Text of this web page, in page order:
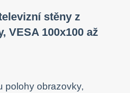
stěny z
VESA 100x100 až
polohy obrazovky,